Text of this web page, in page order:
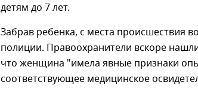
детям до 7 лет.
Забрав ребенка, с места происшествия
полиции. Правоохранители вскоре
что женщина "имела явные признаки
соответствующее медицинское